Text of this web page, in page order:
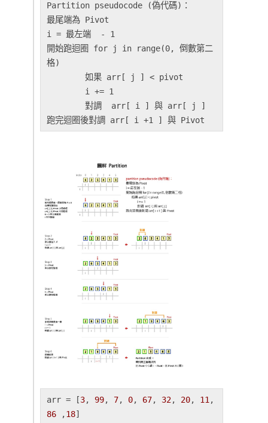
Partition pseudocode (偽代碼)：
最尾端為 Pivot
i = 最左端  - 1
開始跑迴圈 for j in range(0, 倒數第二
格)
arr = [3, 99, 7, 0, 67, 32, 20, 11
86 ,18]